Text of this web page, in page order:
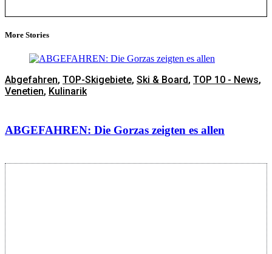
More Stories
Abgefahren, TOP-Skigebiete, Ski & Board, TOP 10 - News,
Venetien, Kulinarik
ABGEFAHREN: Die Gorzas zeigten es allen